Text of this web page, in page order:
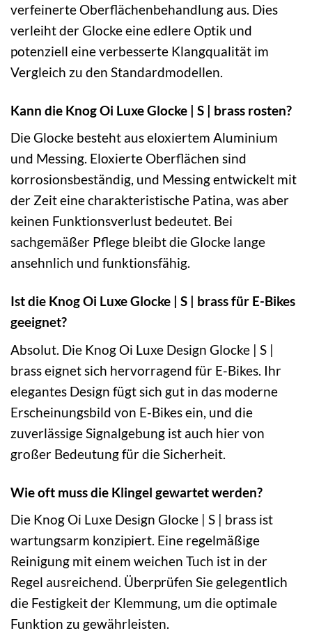
verfeinerte Oberflächenbehandlung aus. Dies
verleiht der Glocke eine edlere Optik und
potenziell eine verbesserte Klangqualität im
Vergleich zu den Standardmodellen.
Kann die Knog Oi Luxe Glocke | S | brass rosten?
Die Glocke besteht aus eloxiertem Aluminium
und Messing. Eloxierte Oberflächen sind
korrosionsbeständig, und Messing entwickelt mit
der Zeit eine charakteristische Patina, was aber
keinen Funktionsverlust bedeutet. Bei
sachgemäßer Pflege bleibt die Glocke lange
ansehnlich und funktionsfähig.
Ist die Knog Oi Luxe Glocke | S | brass für E-Bikes
geeignet?
Absolut. Die Knog Oi Luxe Design Glocke | S |
brass eignet sich hervorragend für E-Bikes. Ihr
elegantes Design fügt sich gut in das moderne
Erscheinungsbild von E-Bikes ein, und die
zuverlässige Signalgebung ist auch hier von
großer Bedeutung für die Sicherheit.
Wie oft muss die Klingel gewartet werden?
Die Knog Oi Luxe Design Glocke | S | brass ist
wartungsarm konzipiert. Eine regelmäßige
Reinigung mit einem weichen Tuch ist in der
Regel ausreichend. Überprüfen Sie gelegentlich
die Festigkeit der Klemmung, um die optimale
Funktion zu gewährleisten.